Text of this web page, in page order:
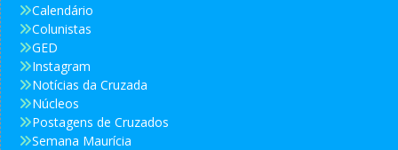
Calendário
Colunistas
GED
Instagram
Notícias da Cruzada
Núcleos
Postagens de Cruzados
Semana Maurícia